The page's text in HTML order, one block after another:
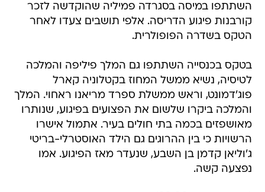
השתתפו במיסה בסגרדה פמיליה שהוקדשה לזכר
קורבנות פיגוע הדריסה. אלפי תושבים צעדו לאחר
הטקס בשדרה הפופולרית.
בטקס בכנסייה השתתפו גם המלך פיליפה והמלכה
לטיסיה, נשיא ממשל המחוז בקטלוניה קארל
פוג'דמונט, וראש ממשלת ספרד מריאנו ראחוי. המלך
והמלכה ביקרו שלשום את הפצועים בפיגוע, שנותרו
מאושפזים בכמה בתי חולים בעיר. אתמול אישרו
הרשויות כי בין ההרוגים גם הילד האוסטרלי-בריטי
ג'וליאן קדמן בן השבע, שנעדר מאז הפיגוע. אמו
נפצעה קשה.